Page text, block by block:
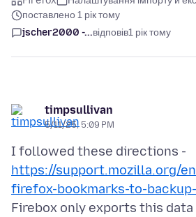
поставлено 1 рік тому
jscher2000 -...відповів1 рік тому
timpsullivan
5/11/25, 5:09 PM
I followed these directions -
https://support.mozilla.org/
firefox-bookmarks-to-
Firebox only exports this data